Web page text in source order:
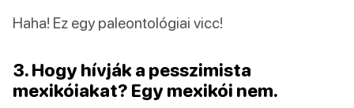
Haha! Ez egy paleontológiai vicc!
3. Hogy hívják a pesszimista
mexikóiakat? Egy mexikói nem.